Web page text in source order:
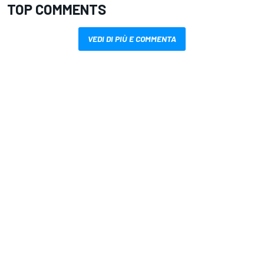
TOP COMMENTS
VEDI DI PIÙ E COMMENTA